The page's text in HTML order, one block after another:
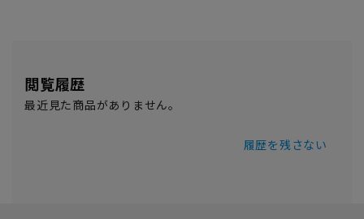
閲覧履歴
最近見た商品がありません。
履歴を残さない